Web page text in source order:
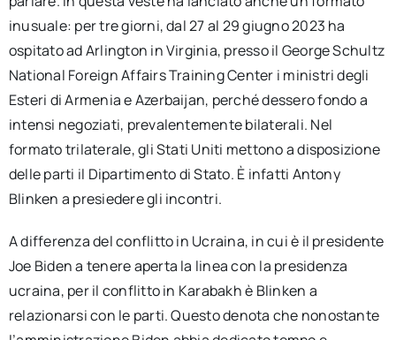
inusuale: per tre giorni, dal 27 al 29 giugno 2023 ha
ospitato ad Arlington in Virginia, presso il George Schultz
National Foreign Affairs Training Center i ministri degli
Esteri di Armenia e Azerbaijan, perché dessero fondo a
intensi negoziati, prevalentemente bilaterali. Nel
formato trilaterale, gli Stati Uniti mettono a disposizione
delle parti il Dipartimento di Stato. È infatti Antony
Blinken a presiedere gli incontri.
A differenza del conflitto in Ucraina, in cui è il presidente
Joe Biden a tenere aperta la linea con la presidenza
ucraina, per il conflitto in Karabakh è Blinken a
relazionarsi con le parti. Questo denota che nonostante